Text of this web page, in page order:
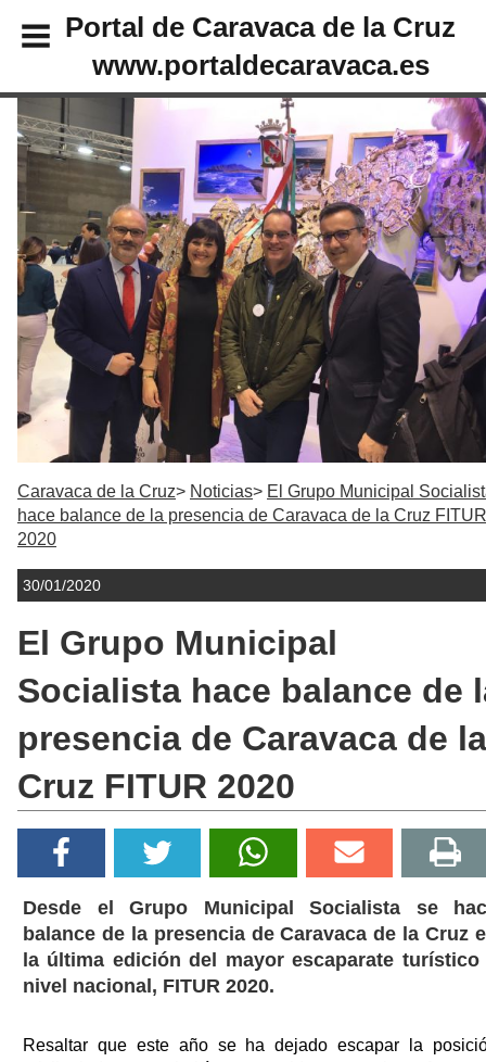
Portal de Caravaca de la Cruz
www.portaldecaravaca.es
Caravaca de la Cruz Noticias
El Grupo Municipal
hace balance de la presencia de Caravaca de la Cruz FITUR
2020
30/01/2020
El Grupo Municipal
Socialista hace balance de
presencia de Caravaca de la
Cruz FITUR 2020
Desde el Grupo Municipal Socialista se
balance de la presencia de Caravaca de la Cruz
la última edición del mayor escaparate turístico
nivel nacional, FITUR 2020.
Resaltar que este año se ha dejado escapar la